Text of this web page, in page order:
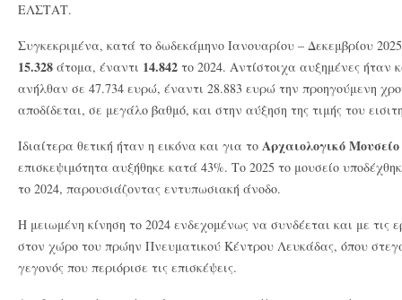
ΕΛΣΤΑΤ.
Συγκεκριμένα, κατά το δωδεκάμηνο Ιανουαρίου – Δεκεμβρίου
15.328 άτομα, έναντι 14.842 το 2024. Αντίστοιχα αυξημένες ήταν
ανήλθαν σε 47.734 ευρώ, έναντι 28.883 ευρώ την προηγούμενη
αποδίδεται, σε μεγάλο βαθμό, και στην αύξηση της τιμής του
Ιδιαίτερα θετική ήταν η εικόνα και για το Αρχαιολογικό
επισκεψιμότητα αυξήθηκε κατά 43%. Το 2025 το μουσείο
το 2024, παρουσιάζοντας εντυπωσιακή άνοδο.
Η μειωμένη κίνηση το 2024 ενδεχομένως να συνδέεται και με τις
στον χώρο του πρώην Πνευματικού Κέντρου Λευκάδας, όπου
γεγονός που περιόρισε τις επισκέψεις.